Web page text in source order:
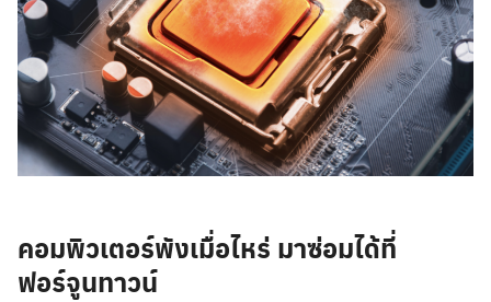
คอมพิวเตอร์พังเมื่อไหร่ มาซ่อมได้ที่
ฟอร์จูนทาวน์